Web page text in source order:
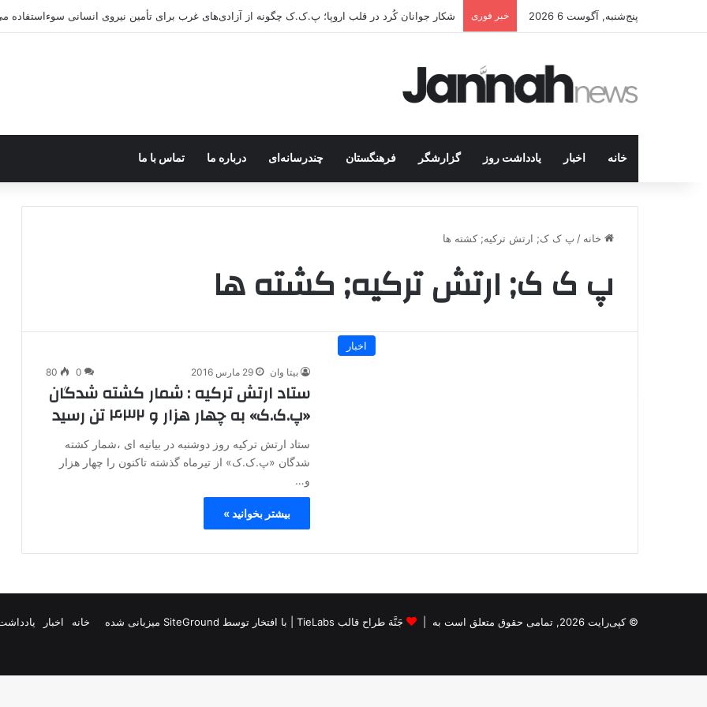
پنج‌شنبه, آگوست 6 2026 خبر فوری شکار جوانان کُرد در قلب اروپا؛ پ.ک.ک چگونه از آزادی‌های غرب برای تأمین نیروی انسانی سوءاستفاده
خانه اخبار یادداشت روز گزارشگر فرهنگستان چندرسانه‌ای درباره ما تماس با ما
خانه / پ ک ک; ارتش ترکیه; کشته ها
پ ک ک; ارتش ترکیه; کشته ها
اخبار
بیتا وان 29 مارس 2016 0
80
ستاد ارتش ترکیه : شمار کشته شدگان
«پ.ک.ک» به چهار هزار و ۴۳۲ تن رسید
ستاد ارتش ترکیه روز دوشنبه در بیانیه ای ،شمار کشته
شدگان «پ.ک.ک» از تیرماه گذشته تاکنون را چهار هزار
و…
بیشتر بخوانید »
© کپی‌رایت 2026, تمامی حقوق متعلق است به | جَنَّة طراح قالب TieLabs | با افتخار توسط SiteGround میزبانی شده خانه اخبار